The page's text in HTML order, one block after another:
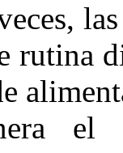
rutina
el